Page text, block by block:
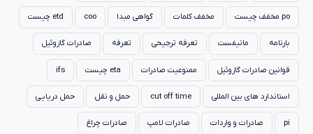
po مخفف چیست مخفف کلمات گواهی مبدا coo etd چیست
بارنامه مانیفست تعرفه ترجیحی تعرفه صادرات گازوئیل
قوانین صادرات گازوئیل ممنوعیت صادرات eta چیست ifs
استاندارد های بین المللی cut off time حمل و نقل حمل دریایی
pi صادرات و واردات صادرات لامپ صادرات چراغ